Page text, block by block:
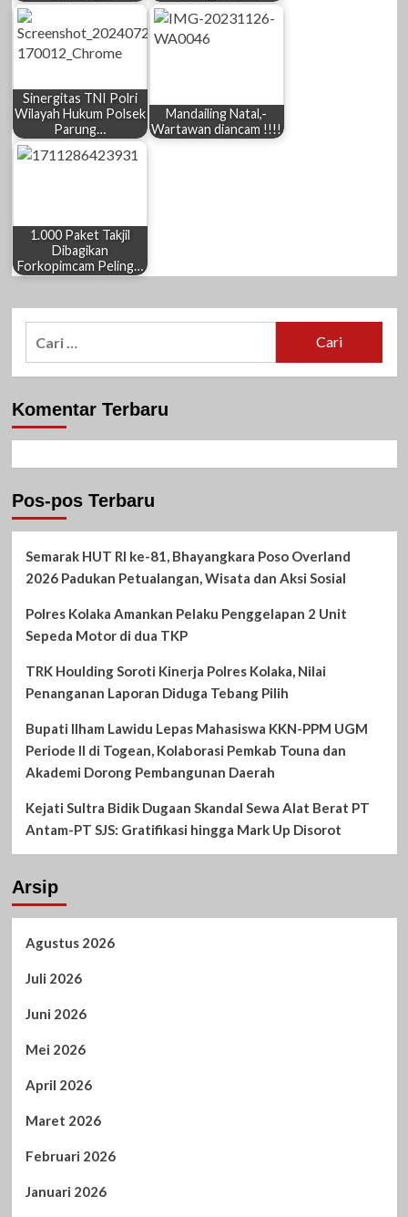
Sinergitas TNI Polri
Wilayah Hukum Polsek
Parung…
Mandailing Natal,-
Wartawan diancam !!!!
1.000 Paket Takjil
Dibagikan
Forkopimcam Peling…
Komentar Terbaru
Pos-pos Terbaru
Semarak HUT RI ke-81, Bhayangkara Poso Overland
2026 Padukan Petualangan, Wisata dan Aksi Sosial
Polres Kolaka Amankan Pelaku Penggelapan 2 Unit
Sepeda Motor di dua TKP
TRK Houlding Soroti Kinerja Polres Kolaka, Nilai
Penanganan Laporan Diduga Tebang Pilih
Bupati Ilham Lawidu Lepas Mahasiswa KKN-PPM UGM
Periode II di Togean, Kolaborasi Pemkab Touna dan
Akademi Dorong Pembangunan Daerah
Kejati Sultra Bidik Dugaan Skandal Sewa Alat Berat PT
Antam-PT SJS: Gratifikasi hingga Mark Up Disorot
Arsip
Agustus 2026
Juli 2026
Juni 2026
Mei 2026
April 2026
Maret 2026
Februari 2026
Januari 2026